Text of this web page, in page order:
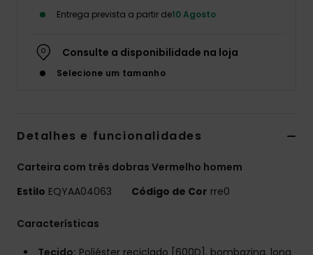
Entrega prevista a partir de10 Agosto
Consulte a disponibilidade na loja
Selecione um tamanho
Detalhes e funcionalidades
Carteira com três dobras Vermelho homem
Estilo EQYAA04063 Código de Cor rre0
Características
Tecido: Poliéster reciclado [600D], bombazina, lona